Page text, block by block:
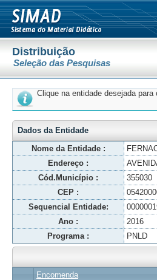
Distribuição
Seleção das Pesquisas
Clique na entidade desejada
Dados da Entidade
Nome da Entidade :
Endereço :
Cód.Município :
355030
CEP :
Sequencial Entidade:
Ano :
2016
Programa :
PNLD
Encomenda